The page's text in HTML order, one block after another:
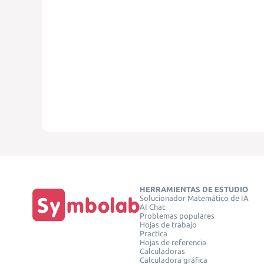
HERRAMIENTAS DE ESTUDIO
Solucionador Matemático de IA
AI Chat
Problemas populares
Hojas de trabajo
Practica
Hojas de referencia
Calculadoras
Calculadora gráfica